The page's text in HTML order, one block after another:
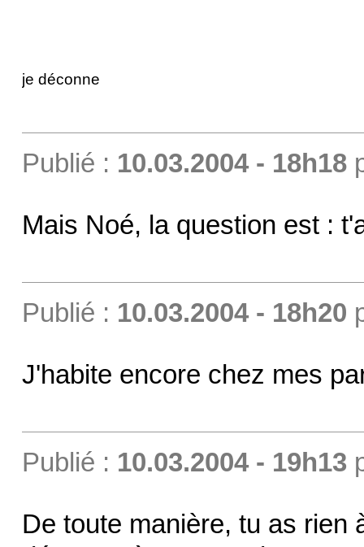
je déconne
Publié : 10.03.2004 - 18h18
Mais Noé, la question est :
Publié : 10.03.2004 - 18h20
J'habite encore chez mes
Publié : 10.03.2004 - 19h13
De toute manière, tu as rien